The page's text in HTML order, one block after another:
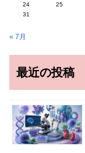
24
25
31
« 7月
最近の投稿